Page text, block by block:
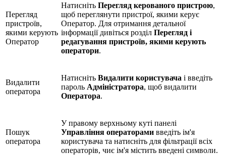
Перегляд
пристроїв,
якими керують
Оператор
Натисніть Перегляд керованого пристрою,
щоб переглянути пристрої, якими керує
Оператор. Для отримання детальної
інформації дивіться розділ Перегляд і
редагування пристроїв, якими керують
оператори.
Видалити
оператора
Натисніть Видалити користувача і введіть
пароль Адміністратора, щоб видалити
Оператора.
Пошук
оператора
У правому верхньому куті панелі
Управління операторами введіть ім'я
користувача та натисніть для фільтрації всіх
операторів, чиє ім'я містить введені символи.